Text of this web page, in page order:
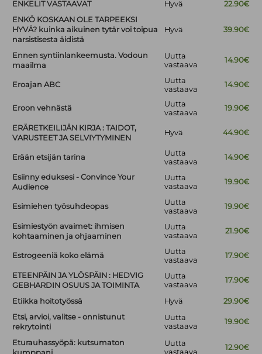
ENKELIT VASTAAVAT Hyvä
22.90€
ENKÖ KOSKAAN OLE TARPEEKSI
HYVÄ? kuinka aikuinen tytär voi toipua
narsistisesta äidistä
Hyvä 39.90€
Ennen syntiinlankeemusta. Vodoun
maailma
Uutta
vastaava
14.90€
Eroajan ABC
Uutta
vastaava
14.90€
Eroon vehnästä
Uutta
vastaava
19.90€
ERÄRETKEILIJÄN KIRJA : TAIDOT,
VARUSTEET JA SELVIYTYMINEN
Hyvä 44.90€
Erään etsijän tarina
Uutta
vastaava
14.90€
Esiinny eduksesi - Convince Your
Audience
Uutta
vastaava
19.90€
Esimiehen työsuhdeopas
Uutta
vastaava
19.90€
Esimiestyön avaimet: ihmisen
kohtaaminen ja ohjaaminen
Uutta
vastaava
21.90€
Estrogeeniä koko elämä
Uutta
vastaava
17.90€
ETEENPÄIN JA YLÖSPÄIN : HEDVIG
GEBHARDIN OSUUS JA TOIMINTA
Uutta
vastaava
17.90€
Etiikka hoitotyössä Hyvä
29.90€
Etsi, arvioi, valitse - onnistunut
rekrytointi
Uutta
vastaava
19.90€
Eturauhassyöpä: kutsumaton
Uutta
vastaava
12.90€